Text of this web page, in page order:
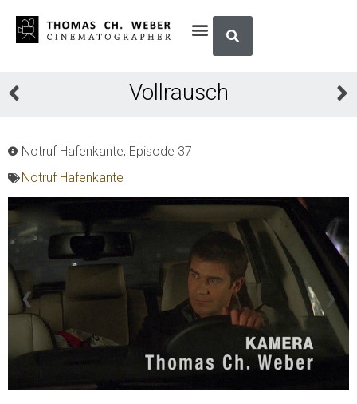
Vollrausch
Notruf Hafenkante, Episode 37
Notruf Hafenkante
❮ ❯